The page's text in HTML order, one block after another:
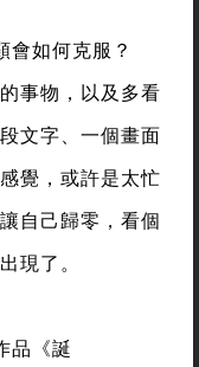
會如何克服？
事物，以及多看
文字、一個畫面
覺，或許是太忙
自己歸零，看個
現了。
品《誕